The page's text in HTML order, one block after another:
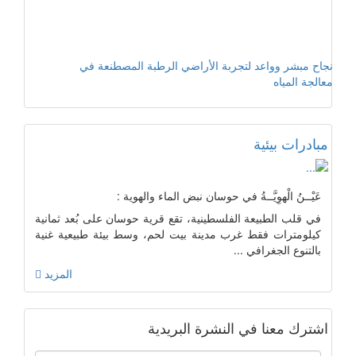
نجاح مبشر وواعد لتجربة الأراضي الرطبة المصطنعة في
معالجة المياه
مبادرات بيئية
عَيْــنُ الْهوِيَّــةُ في حوسان نبض الماء والهوية :
في قلب الطبيعة الفلسطينية، تقع قرية حوسان على بُعد ثمانية
كيلومترات فقط غرب مدينة بيت لحم، وسط بيئة طبيعية غنية
بالتنوع الجغرافي ...
المزيد
اشترك معنا في النشرة البريدية